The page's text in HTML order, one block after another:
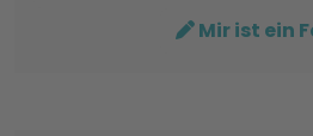
Mir ist ein